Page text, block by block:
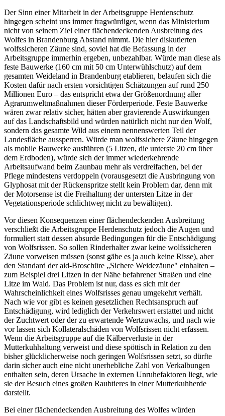
Der Sinn einer Mitarbeit in der Arbeitsgruppe Herdenschutz
hingegen scheint uns immer fragwürdiger, wenn das Ministerium
nicht von seinem Ziel einer flächendeckenden Ausbreitung des
Wolfes in Brandenburg Abstand nimmt. Die hier diskutierten
wolfssicheren Zäune sind, soviel hat die Befassung in der
Arbeitsgruppe immerhin ergeben, unbezahlbar. Würde man diese als
feste Bauwerke (160 cm mit 50 cm Unterwühlschutz) auf dem
gesamten Weideland in Brandenburg etablieren, belaufen sich die
Kosten dafür nach ersten vorsichtigen Schätzungen auf rund 250
Millionen Euro – das entspricht etwa der Größenordnung aller
Agrarumweltmaßnahmen dieser Förderperiode. Feste Bauwerke
wären zwar relativ sicher, hätten aber gravierende Auswirkungen
auf das Landschaftsbild und würden natürlich nicht nur den Wolf,
sondern das gesamte Wild aus einem nennenswerten Teil der
Landesfläche aussperren. Würde man wolfssichere Zäune hingegen
als mobile Bauwerke ausführen (5 Litzen, die unterste 20 cm über
dem Erdboden), würde sich der immer wiederkehrende
Arbeitsaufwand beim Zaunbau mehr als verdreifachen, bei der
Pflege mindestens verdoppeln (vorausgesetzt die Ausbringung von
Glyphosat mit der Rückenspritze stellt kein Problem dar, denn mit
der Motorsense ist die Freihaltung der untersten Litze in der
Vegetationsperiode schlichtweg nicht zu bewältigen).
Vor diesen Konsequenzen einer flächendeckenden Ausbreitung
verschließt die Arbeitsgruppe Herdenschutz jedoch die Augen und
formuliert statt dessen absurde Bedingungen für die Entschädigung
von Wolfsrissen. So sollen Rinderhalter zwar keine wolfssicheren
Zäune vorweisen müssen (sonst gäbe es ja auch keine Risse), aber
den Standard der aid-Broschüre „Sichere Weidezäune" einhalten –
zum Beispiel drei Litzen in der Nähe befahrener Straßen und eine
Litze im Wald. Das Problem ist nur, dass es sich mit der
Wahrscheinlichkeit eines Wolfsrisses genau umgekehrt verhält.
Nach wie vor gibt es keinen gesetzlichen Rechtsanspruch auf
Entschädigung, wird lediglich der Verkehrswert erstattet und nicht
der Zuchtwert oder der zu erwartende Wertzuwachs, und nach wie
vor lassen sich Kollateralschäden von Wolfsrissen nicht erfassen.
Wenn die Arbeitsgruppe auf die Kälberverluste in der
Mutterkuhhaltung verweist und diese spöttisch in Relation zu den
bisher glücklicherweise noch geringen Wolfsrissen setzt, so dürfte
darin sicher auch eine nicht unerhebliche Zahl von Verkalbungen
enthalten sein, deren Ursache in externen Unruhefaktoren liegt, wie
sie der Besuch eines großen Raubtieres in einer Mutterkuhherde
darstellt.
Bei einer flächendeckenden Ausbreitung des Wolfes würden